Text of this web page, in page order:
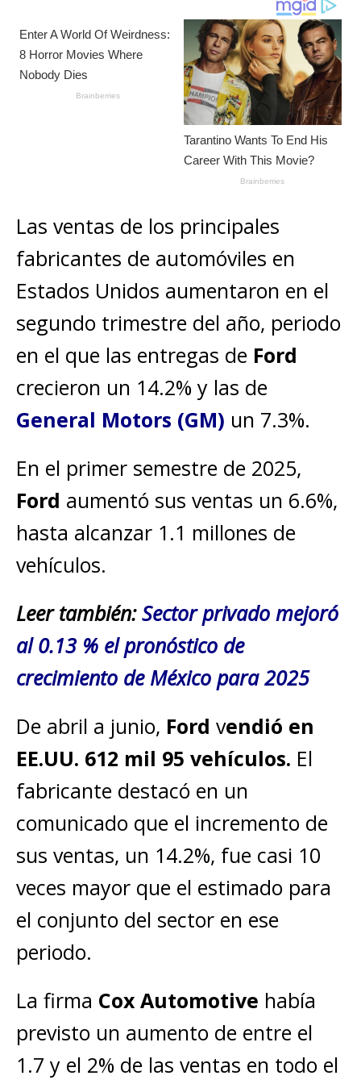
A
p
p
b
o
o
k
n
g
e
r
r Li
n
k
p
ar
ti
Las ventas de los principales
fabricantes de automóviles en
Estados Unidos aumentaron en el
segundo trimestre del año, periodo
en el que las entregas de Ford
crecieron un 14.2% y las de
General Motors (GM) un 7.3%.
En el primer semestre de 2025,
Ford aumentó sus ventas un 6.6%,
hasta alcanzar 1.1 millones de
vehículos.
Leer también:Sector privado mejoró
al 0.13 % el pronóstico de
crecimiento de México para 2025
De abril a junio, Ford vendió en
EE.UU. 612 mil 95 vehículos. El
fabricante destacó en un
comunicado que el incremento de
sus ventas, un 14.2%, fue casi 10
veces mayor que el estimado para
el conjunto del sector en ese
periodo.
La firma Cox Automotive había
previsto un aumento de entre el
1.7 y el 2% de las ventas en todo el